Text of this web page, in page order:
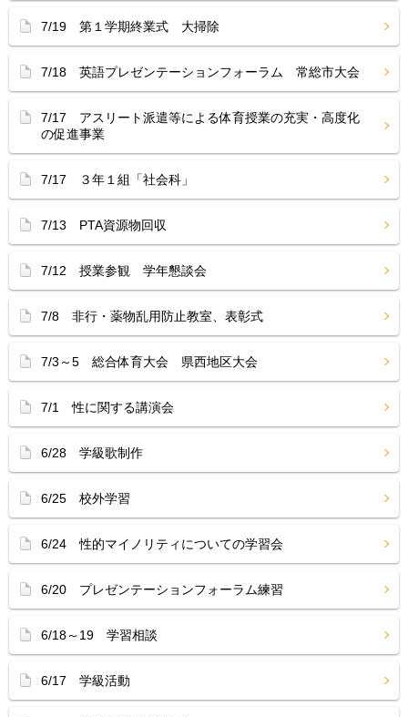
7/19 第１学期終業式 大掃除
7/18 英語プレゼンテーションフォーラム 常総市大会
7/17 アスリート派遣等による体育授業の充実・高度化
の促進事業
7/17 ３年１組「社会科」
7/13 PTA資源物回収
7/12 授業参観 学年懇談会
7/8 非行・薬物乱用防止教室、表彰式
7/3～5 総合体育大会 県西地区大会
7/1 性に関する講演会
6/28 学級歌制作
6/25 校外学習
6/24 性的マイノリティについての学習会
6/20 プレゼンテーションフォーラム練習
6/18～19 学習相談
6/17 学級活動